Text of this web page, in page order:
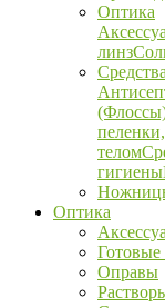
Оптика
линз
телом
гигиены
Оптика
Готовые
Оправы